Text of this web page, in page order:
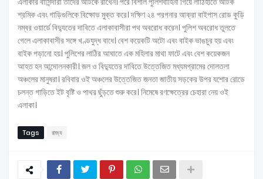
শ্রমিক এবং গাড়িগুলিকে বিক্ষোভ মুক্ত করে। দক্ষিণ ২৪ পরগনার আক্রা বাইপাস রোড কুড়ি
নম্বর ওয়ার্ডে বিদ্যুতের দাবিতে এলাকাবাসীরা পথ অবরোধ করেন। পুলিশ অবরোধ তুলতে
গেলে এলাকাবাসীর সঙ্গে খণ্ডযুদ্ধ বাধে। বেশ কয়েকটি অটো এবং বাইক ভাঙচুর হয় এবং
বাইক পড়ানো হয়। পুলিশের লাঠির আঘাতে এক মহিলার মাথা ফাটে এবং বেশ কয়েকজন
আহত হন আন্দোলনকারী। জল ও বিদ্যুতের দাবিতে উত্তেজিত মধ্যমগ্রামের দোলতলা
অঞ্চলের মানুষরা। রবিবার ওই অঞ্চলের উত্তেজিত জনতা জাতীয় সড়কের উপর যশোর রোডে
চলন্ত গাড়িতে ইট বৃষ্টি ও পাথর ছুঁড়তে শুরু করে। নিমেষে রণক্ষেত্রের চেহারা নেয় ওই
এলাকা।
Tags রাজ্য